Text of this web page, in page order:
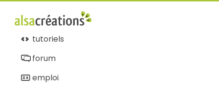
tutoriels
forum
emploi